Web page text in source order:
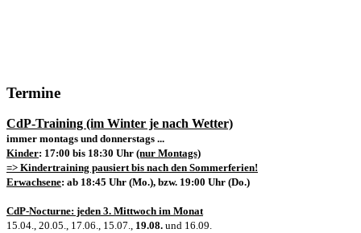
Termine
CdP-Training (im Winter je nach Wetter)
immer montags und donnerstags ...
Kinder: 17:00 bis 18:30 Uhr (nur Montags)
=> Kindertraining pausiert bis nach den Sommerferien!
Erwachsene: ab 18:45 Uhr (Mo.), bzw. 19:00 Uhr (Do.)
CdP-Nocturne: jeden 3. Mittwoch im Monat
15.04., 20.05., 17.06., 15.07., 19.08. und 16.09.